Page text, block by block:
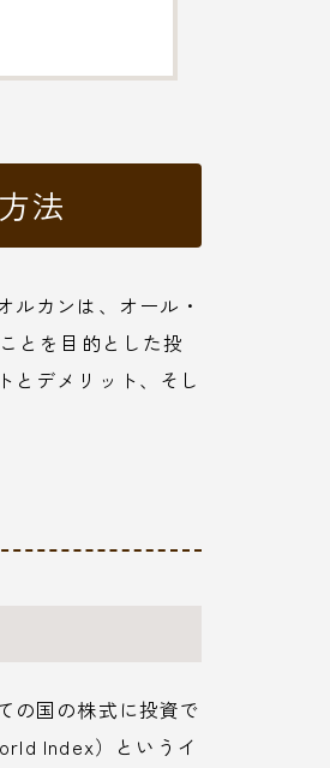
法
カンは、オール・
とを目的とした投
とデメリット、そし
の国の株式に投資で
Index）というイ